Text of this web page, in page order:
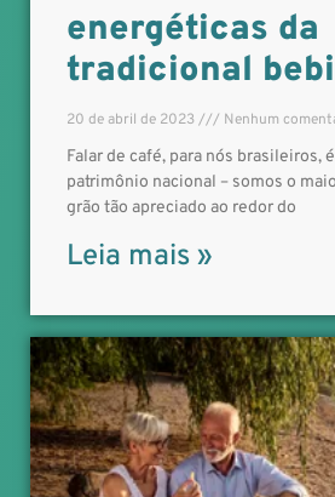
energéticas da
tradicional
20 de abril de 2023 Nenhum
Falar de café, para nós brasileiros,
patrimônio nacional – somos o
grão tão apreciado ao redor do
Leia mais »